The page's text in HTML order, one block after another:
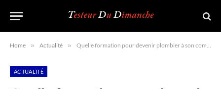
Home » Actualité » Quelle formation pour devenir plombier à son compte ?
ACTUALITÉ